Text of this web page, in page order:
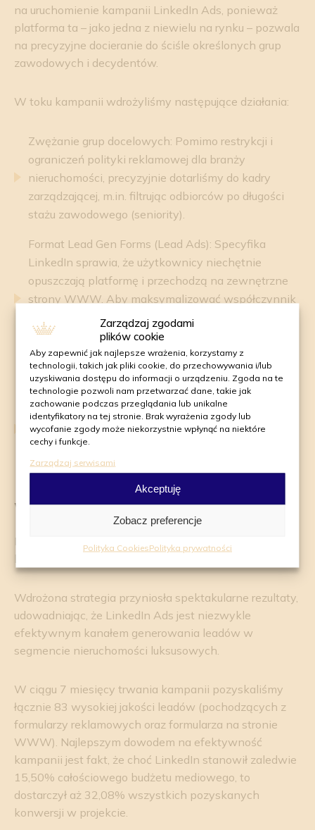
Zarządzaj zgodami
plików cookie
Aby zapewnić jak najlepsze wrażenia, korzystamy z
technologii, takich jak pliki cookie, do przechowywania i/lub
uzyskiwania dostępu do informacji o urządzeniu. Zgoda na te
technologie pozwoli nam przetwarzać dane, takie jak
zachowanie podczas przeglądania lub unikalne
identyfikatory na tej stronie. Brak wyrażenia zgody lub
wycofanie zgody może niekorzystnie wpłynąć na niektóre
cechy i funkcje.
Zarządzaj serwisami
Akceptuję
Zobacz preferencje
Polityka CookiesPolityka prywatności
na uruchomienie kampanii LinkedIn Ads, ponieważ
platforma ta – jako jedna z niewielu na rynku – pozwala
na precyzyjne docieranie do ściśle określonych grup
zawodowych i decydentów.
W toku kampanii wdrożyliśmy następujące działania:
Zwężanie grup docelowych: Pomimo restrykcji i
ograniczeń polityki reklamowej dla branży
nieruchomości, precyzyjnie dotarliśmy do kadry
zarządzającej, m.in. filtrując odbiorców po długości
stażu zawodowego (seniority).
Format Lead Gen Forms (Lead Ads): Specyfika
LinkedIn sprawia, że użytkownicy niechętnie
opuszczają platformę i przechodzą na zewnętrzne
strony WWW. Aby maksymalizować współczynnik
konwersji, skupiliśmy się na formularzach
wbudowanych bezpośrednio w ekosystem
reklamowy LinkedIn.
Długofalowa strategia (Always-On): Użytkownicy
odwiedzają LinkedIn rzadziej i w innych celach niż
media rozrywkowe (Meta). Z tego względu
postawiliśmy na stabilne, długookresowe działania,
dające algorytmom czas na dotarcie do właściwych
osób w optymalnym momencie.
Wyniki i podsumowanie
Efekt dźwigni: Maksymalne wyniki przy minimalnym
Wdrożona strategia przyniosła spektakularne rezultaty,
udowadniając, że LinkedIn Ads jest niezwykle
efektywnym kanałem generowania leadów w
segmencie nieruchomości luksusowych.
W ciągu 7 miesięcy trwania kampanii pozyskaliśmy
łącznie 83 wysokiej jakości leadów (pochodzących z
formularzy reklamowych oraz formularza na stronie
WWW). Najlepszym dowodem na efektywność
kampanii jest fakt, że choć LinkedIn stanowił zaledwie
15,50% całościowego budżetu mediowego, to
dostarczył aż 32,08% wszystkich pozyskanych
konwersji w projekcie.